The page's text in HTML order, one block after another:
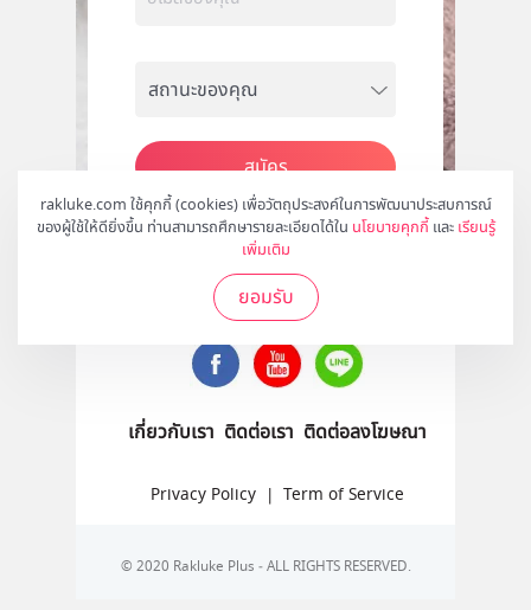
rakluke.com ใช้คุกกี้ (cookies) เพื่อวัตถุประสงค์ในการพัฒนาประสบการณ์
ของผู้ใช้ให้ดียิ่งขึ้น ท่านสามารถศึกษารายละเอียดได้ใน นโยบายคุกกี้ และ เรียนรู้
เพิ่มเติม
ยอมรับ
สมัคร
ติดตามเราได้ที่
เกี่ยวกับเรา ติดต่อเรา ติดต่อลงโฆษณา
Privacy Policy | Term of Service
© 2020 Rakluke Plus - ALL RIGHTS RESERVED.